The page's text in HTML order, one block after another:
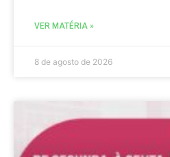
VER MATÉRIA »
8 de agosto de 2026